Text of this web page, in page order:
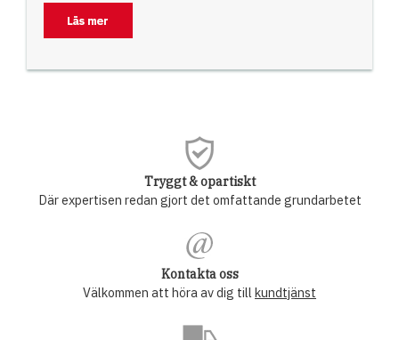
Tryggt & opartiskt
Där expertisen redan gjort det omfattande grundarbetet
Kontakta oss
Välkommen att höra av dig till kundtjänst